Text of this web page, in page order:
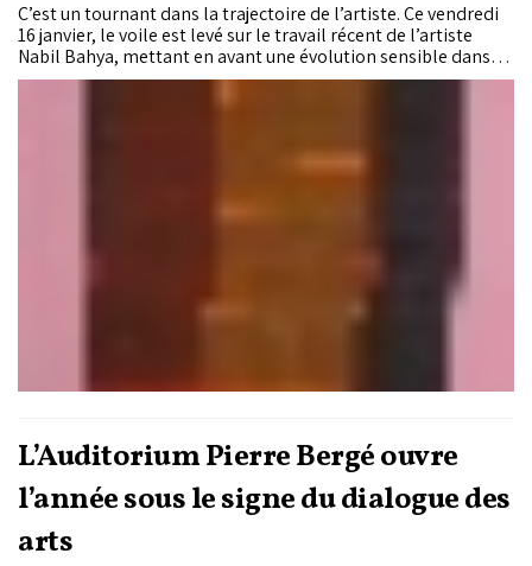
C’est un tournant dans la trajectoire de l’artiste. Ce vendredi
16 janvier, le voile est levé sur le travail récent de l’artiste
Nabil Bahya, mettant en avant une évolution sensible dans
son langage pictural. Dans «Réconciliation», l’artiste explore
le geste et la couleur dans le dépouillement et l’intimité.
qu’est présentée l’exposition «Réconciliation» : «Un tournant
L’Auditorium Pierre Bergé ouvre
l’année sous le signe du dialogue des
arts